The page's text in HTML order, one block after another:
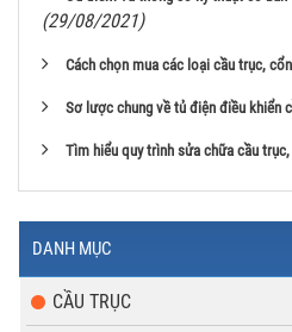
(29/08/2021)
Cách chọn mua các loại cầu trục,
Sơ lược chung về tủ điện điều khiển
Tìm hiểu quy trình sửa chữa cầu
DANH MỤC
CẦU TRỤC